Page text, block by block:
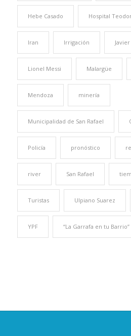
Hebe Casado Hospital
Iran Irrigación
Lionel Messi Malargüe
Mendoza minería
Municipalidad de San Rafael
Policía pronóstico
river San Rafael
Turistas Ulpiano Suarez
YPF “La Garrafa en tu Barrio”